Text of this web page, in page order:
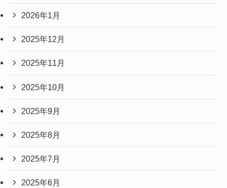
2026年1月
2025年12月
2025年11月
2025年10月
2025年9月
2025年8月
2025年7月
2025年6月